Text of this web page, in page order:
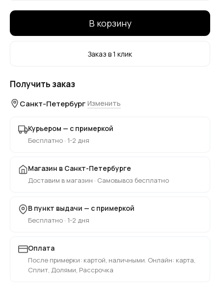
В корзину
Заказ в 1 клик
Получить заказ
Санкт-Петербург Изменить
Курьером — с примеркой
Бесплатно · 1-2 дня
Магазин в Санкт-Петербурге
Доставим в магазин · Самовывоз бесплатно
В пункт выдачи — с примеркой
Бесплатно · 1-2 дня
Оплата
После примерки: картой, наличными. Онлайн: карта,
Сплит, Долями, Рассрочка